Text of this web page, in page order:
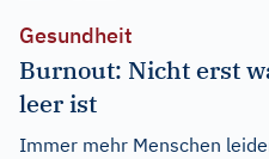
Gesundheit
Burnout: Nicht erst
leer ist
Immer mehr Menschen